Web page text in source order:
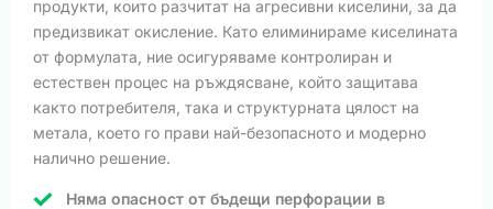
продукти, които разчитат на агресивни киселини, за да
предизвикат окисление. Като елиминираме киселината
от формулата, ние осигуряваме контролиран и
естествен процес на ръждясване, който защитава
както потребителя, така и структурната цялост на
метала, което го прави най-безопасното и модерно
налично решение.
Няма опасност от бъдещи перфорации в